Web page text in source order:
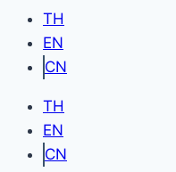
TH
EN
CN
TH
EN
CN